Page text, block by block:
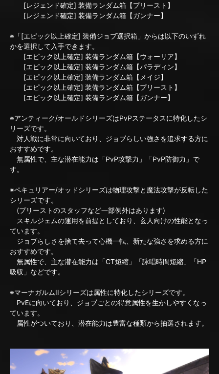
[レジェンド確定] 装備ランダム箱【プリースト】
[レジェンド確定] 装備ランダム箱【ガンナー】
※「[エピック以上確定] 装備ジョブ選択箱」からは以下のいずれ
かを選択して入手できます。
[エピック以上確定] 装備ランダム箱【ウォーリア】
[エピック以上確定] 装備ランダム箱【パラディン】
[エピック以上確定] 装備ランダム箱【メイジ】
[エピック以上確定] 装備ランダム箱【プリースト】
[エピック以上確定] 装備ランダム箱【ガンナー】
※アンティーク/オールドシリーズはPvPステータスに特化したシ
リーズです。
対人戦に非常に向いており、ジョブらしい強さを追求する方に
おすすめです。
無属性で、主な潜在能力は「PvP攻撃力」「PvP防御力」で
す。
※ペキュリアー/オッドシリーズは物理攻撃と魔法攻撃が反転した
シリーズです。
(プリーストのスタッフなど一部例外はあります)
スキルジェムの運用を前提としており、玄人向けの性能となっ
ています。
ジョブらしさを捨て去って心機一転、新たな強さを求める方に
おすすめです。
無属性で、主な潜在能力は「CT短縮」「詠唱時間短縮」「HP
吸収」などです。
※マーナガルムIIシリーズは属性に特化したシリーズです。
PvEに向いており、ジョブごとの得意属性を生かしやすくなっ
ています。
属性がついており、潜在能力は豊富な種類から抽選されます。